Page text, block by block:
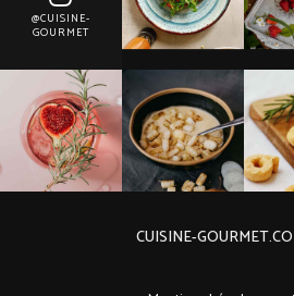
@CUISINE-
GOURMET
CUISINE-